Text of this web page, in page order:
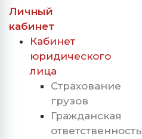
Личный
кабинет
Кабинет
юридического
лица
Страхование
грузов
Гражданская
ответственность